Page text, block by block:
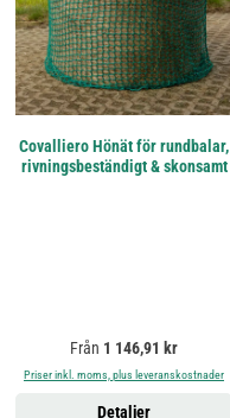
Covalliero Hönät för rundbalar,
rivningsbeständigt & skonsamt
Ordinarie pris:
Från 1 146,91 kr
Priser inkl. moms, plus leveranskostnader
Detaljer